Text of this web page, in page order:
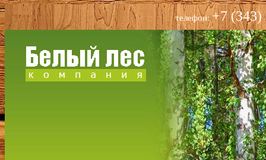
телефон:+7 (343)